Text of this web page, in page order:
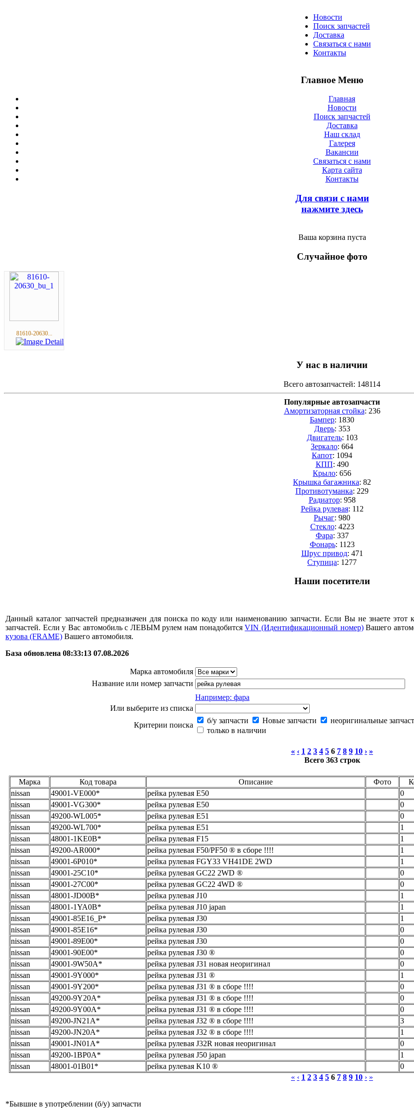
Новости
Поиск запчастей
Доставка
Связаться с нами
Контакты
Главное Меню
Главная
Новости
Поиск запчастей
Доставка
Наш склад
Галерея
Вакансии
Связаться с нами
Карта сайта
Контакты
Для связи с нами
нажмите здесь
Ваша корзина пуста
Случайное фото
81610-20630...
У нас в наличии
Всего автозапчастей: 148114
Популярные автозапчасти
Амортизаторная стойка: 236
Бампер: 1830
Дверь: 353
Двигатель: 103
Зеркало: 664
Капот: 1094
КПП: 490
Крыло: 656
Крышка багажника: 82
Противотуманка: 229
Радиатор: 958
Рейка рулевая: 112
Рычаг: 980
Стекло: 4223
Фара: 337
Фонарь: 1123
Шрус привод: 471
Cтупица: 1277
Наши посетители
Данный каталог запчастей предназначен для поиска по коду или наименованию запчасти. Если Вы не знаете
запчастей. Если у Вас автомобиль с ЛЕВЫМ рулем нам понадобитсяVIN (Идентификационный номер)Вашего
кузова (FRAME) Вашего автомобиля.
База обновлена 08:33:13 07.08.2026
Марка автомобиля
Название или номер запчасти
Например: фара
Или выберите из списка
Критерии поиска
б/у запчасти Новые запчасти
неоригинальные
только в наличии
« ‹ 1 2 3 4 5 6 7 8 9 10 › »
Всего 363 строк
Марка Код товара Описание Фото
nissan
49001-VE000* рейка рулевая E50 0
nissan
49001-VG300* рейка рулевая E50 0
nissan
49200-WL005* рейка рулевая E51 0
nissan
49200-WL700* рейка рулевая E51 1
nissan
48001-1KE0B* рейка рулевая F15 1
nissan
49200-AR000* рейка рулевая F50/PF50 ® в сборе !!!! 1
nissan
49001-6P010* рейка рулевая FGY33 VH41DE 2WD 1
nissan
49001-25C10* рейка рулевая GC22 2WD ® 0
nissan
49001-27C00* рейка рулевая GC22 4WD ® 0
nissan
48001-JD00B* рейка рулевая J10 1
nissan
48001-1YA0B* рейка рулевая J10 japan 1
nissan
49001-85E16_Р* рейка рулевая J30 1
nissan
49001-85E16* рейка рулевая J30 0
nissan
49001-89E00* рейка рулевая J30 0
nissan
49001-90E00* рейка рулевая J30 ® 0
nissan
49001-9W50A* рейка рулевая J31 новая неоригинал 0
nissan
49001-9Y000* рейка рулевая J31 ® 1
nissan
49001-9Y200* рейка рулевая J31 ® в сборе !!!! 0
nissan
49200-9Y20A* рейка рулевая J31 ® в сборе !!!! 0
nissan
49200-9Y00A* рейка рулевая J31 ® в сборе !!!! 0
nissan
49200-JN21A* рейка рулевая J32 ® в сборе !!!! 3
nissan
49200-JN20A* рейка рулевая J32 ® в сборе !!!! 1
nissan
49001-JN01A* рейка рулевая J32R новая неоригинал 0
nissan
49200-1BP0A* рейка рулевая J50 japan 1
nissan
48001-01B01* рейка рулевая K10 ® 0
« ‹ 1 2 3 4 5 6 7 8 9 10 › »
*Бывшие в употреблении (б/y) запчасти